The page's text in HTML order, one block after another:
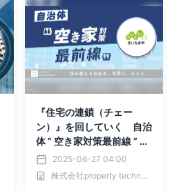
『住宅の連鎖（チェー
ン）』を回していく 自治
体 ” 空き家対策最前線 ” Vo
l.1 さいたま市「住民の意
識を変える３つのトリガ
ー」｜property technolo
2025-06-27 04:00
株式会社property technologies